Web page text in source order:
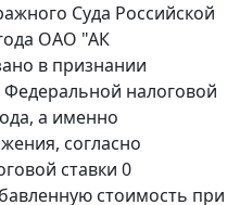
Суда Российской
ОАО "АК
в признании
налоговой
а именно
согласно
ставки 0
стоимость при